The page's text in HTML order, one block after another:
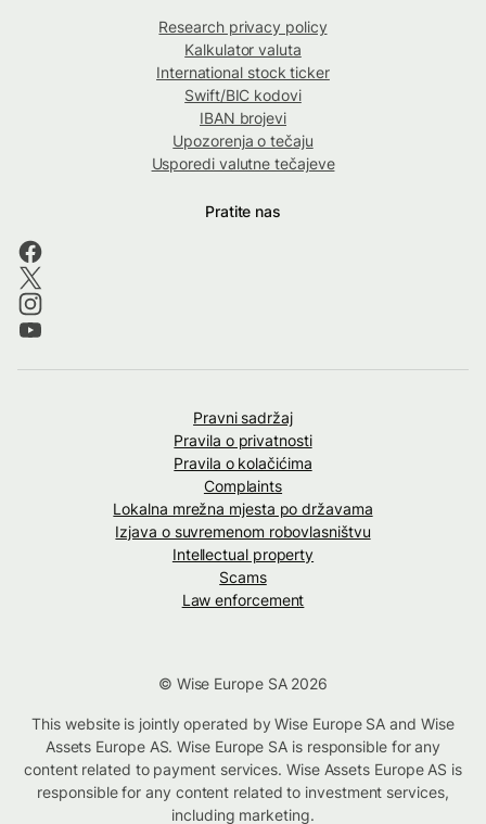
Research privacy policy
Kalkulator valuta
International stock ticker
Swift/BIC kodovi
IBAN brojevi
Upozorenja o tečaju
Usporedi valutne tečajeve
Pratite nas
Pravni sadržaj
Pravila o privatnosti
Pravila o kolačićima
Complaints
Lokalna mrežna mjesta po državama
Izjava o suvremenom robovlasništvu
Intellectual property
Scams
Law enforcement
© Wise Europe SA 2026
This website is jointly operated by Wise Europe SA and Wise
Assets Europe AS. Wise Europe SA is responsible for any
content related to payment services. Wise Assets Europe AS is
responsible for any content related to investment services,
including marketing.